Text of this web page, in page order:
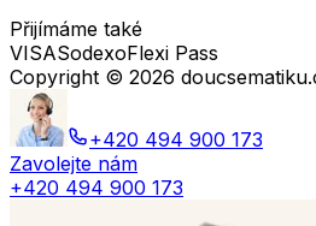
Přijímáme také
VISASodexoFlexi Pass
Copyright © 2026
+420 494 900 173
Zavolejte nám
+420 494 900 173